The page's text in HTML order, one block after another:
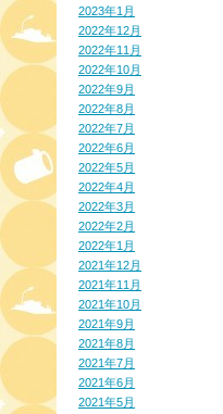
2023年1月
2022年12月
2022年11月
2022年10月
2022年9月
2022年8月
2022年7月
2022年6月
2022年5月
2022年4月
2022年3月
2022年2月
2022年1月
2021年12月
2021年11月
2021年10月
2021年9月
2021年8月
2021年7月
2021年6月
2021年5月